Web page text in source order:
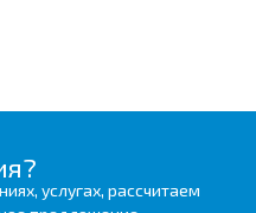
услугах, рассчитаем